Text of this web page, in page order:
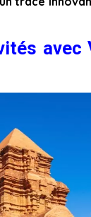
avec